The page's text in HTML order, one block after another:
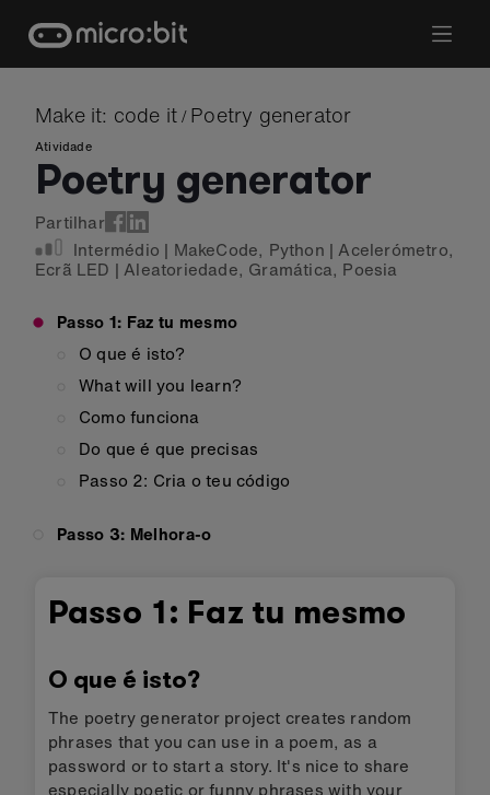
content
Make it: code it / Poetry generator
Atividade
Poetry generator
Partilhar
Intermédio | MakeCode, Python |Acelerómetro,
Ecrã LED |Aleatoriedade, Gramática, Poesia
Passo 1: Faz tu mesmo
O que é isto?
What will you learn?
Como funciona
Do que é que precisas
Passo 2: Cria o teu código
Passo 3: Melhora-o
Passo 1: Faz tu mesmo
O que é isto?
The poetry generator project creates random
phrases that you can use in a poem, as a
password or to start a story. It's nice to share
especially poetic or funny phrases with your